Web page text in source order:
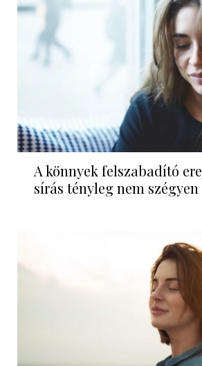
A könnyek felszabadító
sírás tényleg nem szégyen